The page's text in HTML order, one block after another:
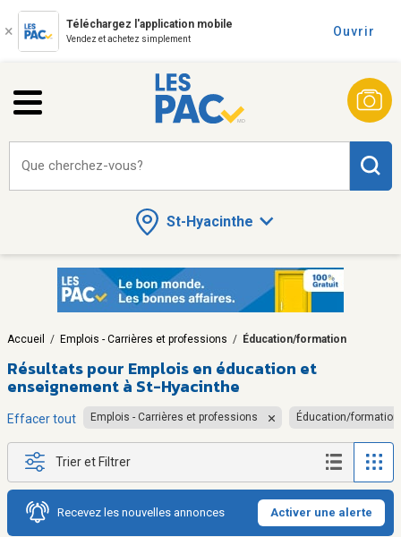
Téléchargez l'application mobile
Vendez et achetez simplement
Ouvrir
St-Hyacinthe
Que cherchez-vous?
Accueil / Emplois - Carrières et professions / Éducation/formation
Résultats pour Emplois en éducation et
enseignement à St-Hyacinthe
Effacer tout Emplois - Carrières et professions Éducation/formation
Trier et Filtrer
Recevez les nouvelles annonces Activer une alerte